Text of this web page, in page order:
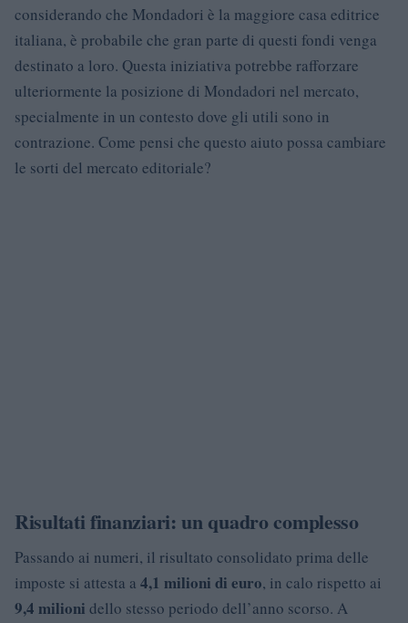
considerando che Mondadori è la maggiore casa editrice
italiana, è probabile che gran parte di questi fondi venga
destinato a loro. Questa iniziativa potrebbe rafforzare
ulteriormente la posizione di Mondadori nel mercato,
specialmente in un contesto dove gli utili sono in
contrazione. Come pensi che questo aiuto possa cambiare
le sorti del mercato editoriale?
Risultati finanziari: un quadro complesso
Passando ai numeri, il risultato consolidato prima delle
imposte si attesta a 4,1 milioni di euro, in calo rispetto ai
9,4 milioni dello stesso periodo dell’anno scorso. A